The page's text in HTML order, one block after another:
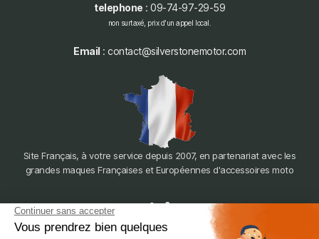
telephone : 09-74-97-29-59
non surtaxé, prix d'un appel local.
Email : contact@silverstonemotor.com
Site Français, à votre service depuis 2007, en partenariat avec les
grandes maques Françaises et Européennes d'accessoires moto